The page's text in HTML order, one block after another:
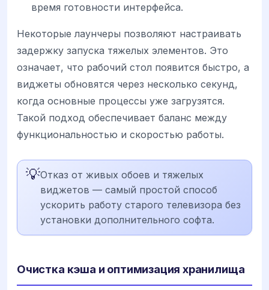
время готовности интерфейса.
Некоторые лаунчеры позволяют настраивать
задержку запуска тяжелых элементов. Это
означает, что рабочий стол появится быстро, а
виджеты обновятся через несколько секунд,
когда основные процессы уже загрузятся.
Такой подход обеспечивает баланс между
функциональностью и скоростью работы.
💡Отказ от живых обоев и тяжелых
виджетов — самый простой способ
ускорить работу старого телевизора без
установки дополнительного софта.
Очистка кэша и оптимизация хранилища